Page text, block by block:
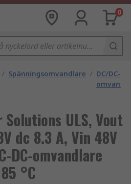
0
/ Spänningsomvandlare / DC/DC-
ULS, Vout
dc 8.3 A, Vin 48V
DC-omvandlare
°C